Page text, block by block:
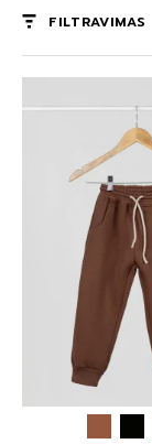
FILTRAVIMAS